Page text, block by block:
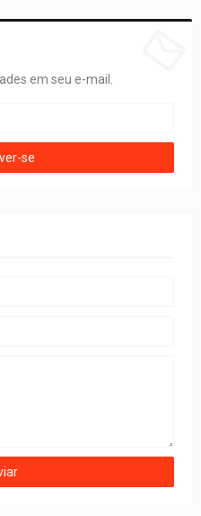
em seu e-mail.